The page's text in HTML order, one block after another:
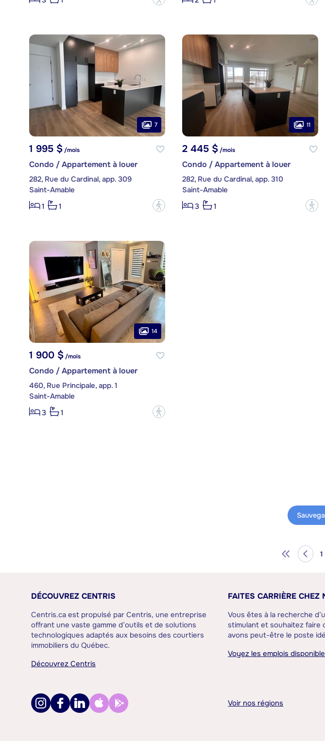
7
1 995 $/mois
Condo / Appartement à louer
282, Rue du Cardinal, app. 309
Saint-Amable
1
1 ?
11
2 445 $/mois
Condo / Appartement à louer
282, Rue du Cardinal, app. 310
Saint-Amable
3
1 ?
14
1 900 $/mois
Condo / Appartement à louer
460, Rue Principale, app. 1
Saint-Amable
3
1 ?
DÉCOUVREZ CENTRIS
Centris.ca est propulsé par Centris, une entreprise
offrant une vaste gamme d’outils et de solutions
technologiques adaptés aux besoins des courtiers
immobiliers du Québec.
Découvrez Centris
FAITES CARRIÈRE CHEZ
Vous êtes à la recherche
stimulant et souhaitez faire
avons peut-être le poste
Voyez les emplois
Voir nos régions